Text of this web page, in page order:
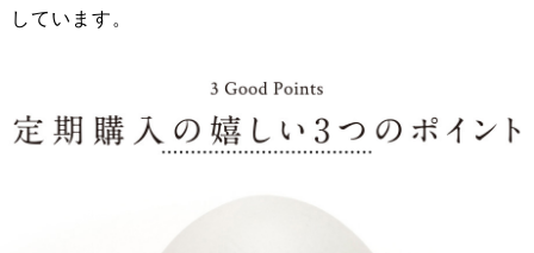
しています。